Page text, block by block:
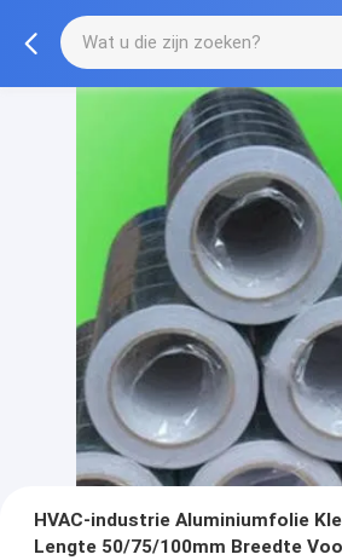
HVAC-industrie Aluminiumfolie
Lengte 50/75/100mm Breedte